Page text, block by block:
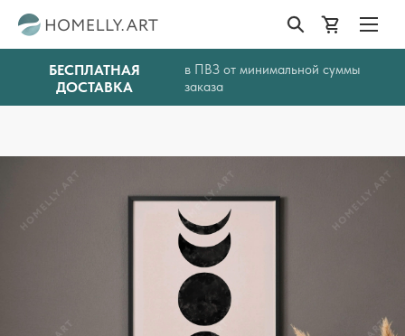
БЕСПЛАТНАЯ
ДОСТАВКА
в ПВЗ от минимальной суммы
заказа